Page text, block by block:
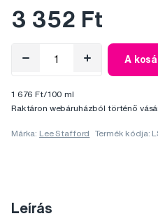
3 352 Ft
A
1 676 Ft/100 ml
Raktáron webáruházból történő
Márka: Lee Stafford Termék kódja:
Leírás